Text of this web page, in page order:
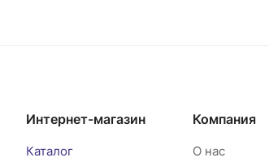
Интернет-магазин
Каталог
Компания
О нас